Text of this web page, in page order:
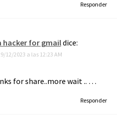
Responder
hacker for gmaildice:
12/2023 a las 12:23 AM
for share..more wait .. …
Responder